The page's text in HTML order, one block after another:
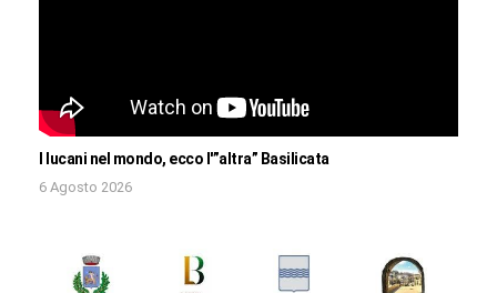
I lucani nel mondo, ecco l'”altra” Basilicata
6 Agosto 2026